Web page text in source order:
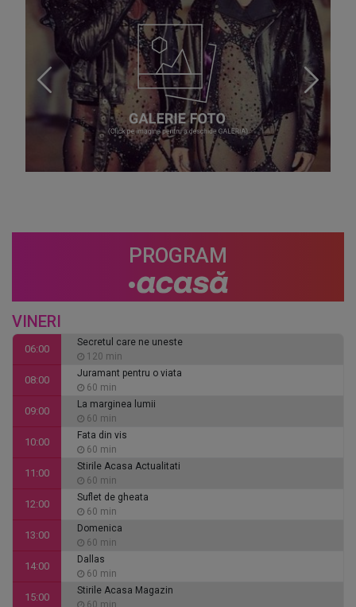
PROGRAM
VINERI
06:00
Secretul care ne uneste
120 min
08:00
Juramant pentru o viata
60 min
09:00
La marginea lumii
60 min
10:00
Fata din vis
60 min
11:00
Stirile Acasa Actualitati
60 min
12:00
Suflet de gheata
60 min
13:00
Domenica
60 min
14:00
Dallas
60 min
15:00
Stirile Acasa Magazin
60 min